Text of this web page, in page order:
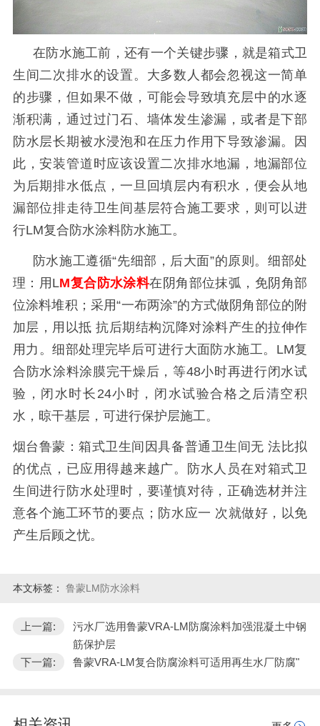
在防水施工前，还有一个关键步骤，就是箱式卫
生间二次排水的设置。大多数人都会忽视这一简单
的步骤，但如果不做，可能会导致填充层中的水逐
渐积满，通过过门石、墙体发生渗漏，或者是下部
防水层长期被水浸泡和在压力作用下导致渗漏。因
此，安装管道时应该设置二次排水地漏，地漏部位
为后期排水低点，一旦回填层内有积水，便会从地
漏部位排走待卫生间基层符合施工要求，则可以进
行LM复合防水涂料防水施工。
防水施工遵循“先细部，后大面”的原则。细部处
理：用 LM复合防水涂料在阴角部位抹弧，免阴角部
位涂料堆积；采用“一布两涂”的方式做阴角部位的附
加层，用以抵 抗后期结构沉降对涂料产生的拉伸作
用力。细部处理完毕后可进行大面防水施工 。 LM复
合防水涂料涂膜完干燥后，等48小时再进行闭水试
验，闭水时长 24小时，闭水试验合格之后清空积
水，晾干基层，可进行保护层施工 。
烟台鲁蒙：箱式卫生间因具备普通卫生间无 法比拟
的优点，已应用得越来越广。防水人员在对箱式卫
生间进行防水处理时，要谨慎对待，正确选材并注
意各个施工环节的要点；防水应一 次就做好，以免
产生后顾之忧。
本文标签： 鲁蒙LM防水涂料
上一篇:
污水厂选用鲁蒙VRA-LM防腐涂料加强混凝土中钢
筋保护层
下一篇:
鲁蒙VRA-LM复合防腐涂料可适用再生水厂防腐"